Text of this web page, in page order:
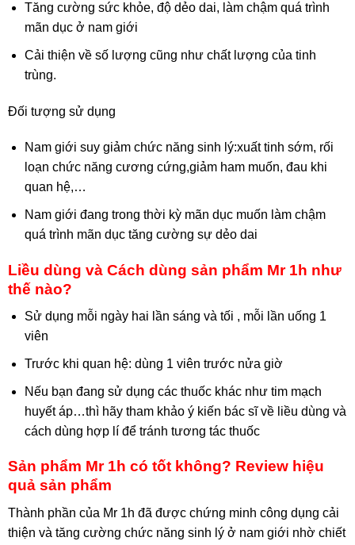
Tăng cường sức khỏe, độ dẻo dai, làm chậm quá trình
mãn dục ở nam giới
Cải thiện về số lượng cũng như chất lượng của tinh
trùng.
Đối tượng sử dụng
Nam giới suy giảm chức năng sinh lý:xuất tinh sớm, rối
loạn chức năng cương cứng,giảm ham muốn, đau khi
quan hệ,…
Nam giới đang trong thời kỳ mãn dục muốn làm chậm
quá trình mãn dục tăng cường sự dẻo dai
Liều dùng và Cách dùng sản phẩm Mr 1h như
thế nào?
Sử dụng mỗi ngày hai lần sáng và tối , mỗi lần uống 1
viên
Trước khi quan hệ: dùng 1 viên trước nửa giờ
Nếu bạn đang sử dụng các thuốc khác như tim mạch
huyết áp…thì hãy tham khảo ý kiến bác sĩ về liều dùng và
cách dùng hợp lí để tránh tương tác thuốc
Sản phẩm Mr 1h có tốt không? Review hiệu
quả sản phẩm
Thành phần của Mr 1h đã được chứng minh công dụng cải
thiện và tăng cường chức năng sinh lý ở nam giới nhờ chiết